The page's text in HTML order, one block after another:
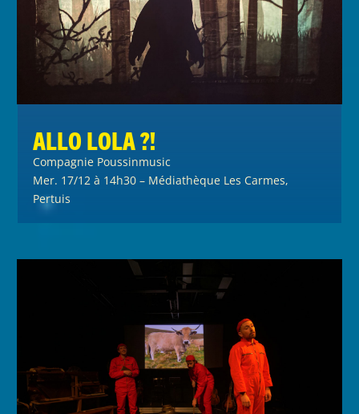
Allo Lola ?!
Compagnie Poussinmusic
Mer. 17/12 à 14h30 – Médiathèque Les Carmes,
Pertuis